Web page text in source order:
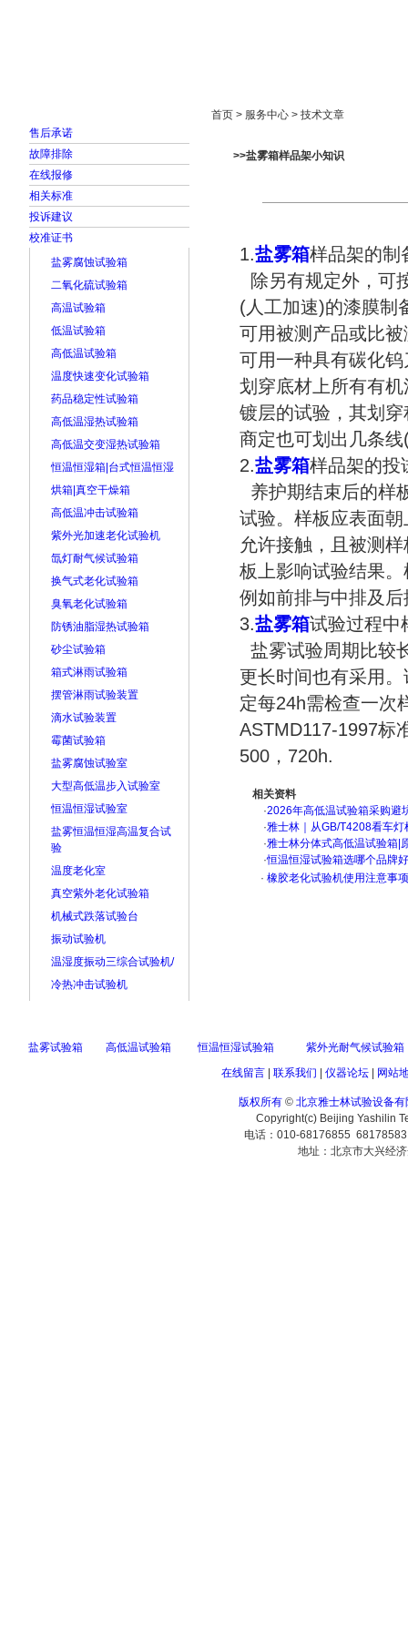
售后承诺
故障排除
在线报修
相关标准
投诉建议
校准证书
盐雾腐蚀试验箱
二氧化硫试验箱
高温试验箱
低温试验箱
高低温试验箱
温度快速变化试验箱
药品稳定性试验箱
高低温湿热试验箱
高低温交变湿热试验箱
恒温恒湿箱|台式恒温恒湿
烘箱|真空干燥箱
高低温冲击试验箱
紫外光加速老化试验机
氙灯耐气候试验箱
换气式老化试验箱
臭氧老化试验箱
防锈油脂湿热试验箱
砂尘试验箱
箱式淋雨试验箱
摆管淋雨试验装置
滴水试验装置
霉菌试验箱
盐雾腐蚀试验室
大型高低温步入试验室
恒温恒湿试验室
盐雾恒温恒湿高温复合试
验
温度老化室
真空紫外老化试验箱
机械式跌落试验台
振动试验机
温湿度振动三综合试验机/
冷热冲击试验机
首页 > 服务中心 > 技术文章
>>盐雾箱样品架小知识
1.盐雾箱样品架的制
除另有规定外，可
(人工加速)的漆膜制
可用被测产品或比
可用一种具有碳化
划穿底材上所有有
镀层的试验，其划
商定也可划出几条
2.盐雾箱样品架的投
养护期结束后的样
试验。样板应表面
允许接触，且被测
板上影响试验结果
例如前排与中排及
3.盐雾箱试验过程中
盐雾试验周期比较
更长时间也有采用
定每24h需检查一次
ASTMD117-1997标
500，720h.
相关资料
·2026年高低温试验箱采购
·雅士林｜从GB/T4208看车
·雅士林分体式高低温试验箱|
·恒温恒湿试验箱选哪个品牌
· 橡胶老化试验机使用注意事项
盐雾试验箱 高低温试验箱 恒温恒湿试验箱
紫外光耐气候试验箱
在线留言| 联系我们 仪器论坛| 网站
版权所有 © 北京雅士林试验设备有
Copyright(c) Beijing Yashilin
电话：010-68176855
地址：北京市大兴经